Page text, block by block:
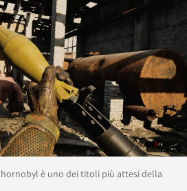
Chornobyl è uno dei titoli più attesi della